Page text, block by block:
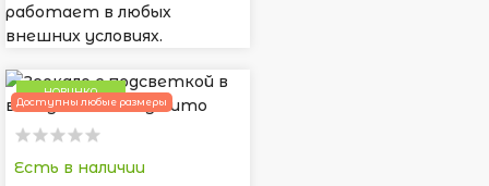
работает в любых
внешних условиях.
НОВИНКА
Доступны любые размеры
Есть в наличии